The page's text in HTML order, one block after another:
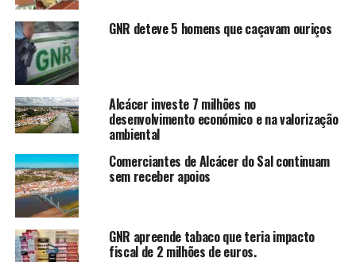
GNR deteve 5 homens que caçavam ouriços
Alcácer investe 7 milhões no
desenvolvimento económico e na valorização
ambiental
Comerciantes de Alcácer do Sal continuam
sem receber apoios
GNR apreende tabaco que teria impacto
fiscal de 2 milhões de euros.